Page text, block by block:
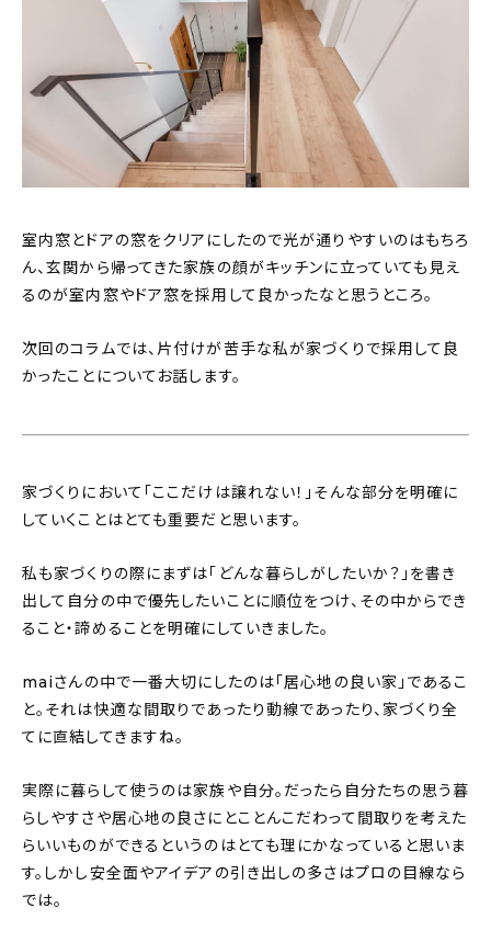
室内窓とドアの窓をクリアにしたので光が通りやすいのはもちろ
ん、玄関から帰ってきた家族の顔がキッチンに立っていても見え
るのが室内窓やドア窓を採用して良かったなと思うところ。
次回のコラムでは、片付けが苦手な私が家づくりで採用して良
かったことについてお話します。
家づくりにおいて「ここだけは譲れない！」そんな部分を明確に
していくことはとても重要だと思います。
私も家づくりの際にまずは「どんな暮らしがしたいか？」を書き
出して自分の中で優先したいことに順位をつけ、その中からでき
ること・諦めることを明確にしていきました。
maiさんの中で一番大切にしたのは「居心地の良い家」であるこ
と。それは快適な間取りであったり動線であったり、家づくり全
てに直結してきますね。
実際に暮らして使うのは家族や自分。だったら自分たちの思う暮
らしやすさや居心地の良さにとことんこだわって間取りを考えた
らいいものができるというのはとても理にかなっていると思いま
す。しかし安全面やアイデアの引き出しの多さはプロの目線なら
では。